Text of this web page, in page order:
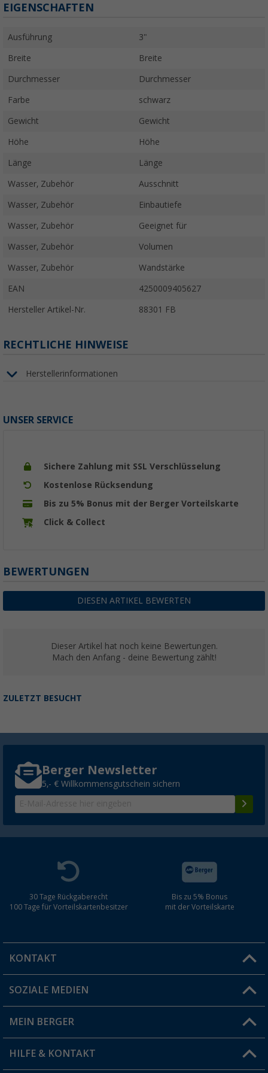
EIGENSCHAFTEN
Ausführung 3"
Breite Breite
Durchmesser Durchmesser
Farbe schwarz
Gewicht Gewicht
Höhe Höhe
Länge Länge
Wasser, Zubehör Ausschnitt
Wasser, Zubehör Einbautiefe
Wasser, Zubehör Geeignet für
Wasser, Zubehör Volumen
Wasser, Zubehör Wandstärke
EAN 4250009405627
Hersteller Artikel-Nr. 88301 FB
RECHTLICHE HINWEISE
Herstellerinformationen
UNSER SERVICE
Sichere Zahlung mit SSL Verschlüsselung
Kostenlose Rücksendung
Bis zu 5% Bonus mit der Berger Vorteilskarte
Click & Collect
BEWERTUNGEN
DIESEN ARTIKEL BEWERTEN
Dieser Artikel hat noch keine Bewertungen.
Mach den Anfang - deine Bewertung zählt!
ZULETZT BESUCHT
Berger Newsletter
5,- € Willkommensgutschein sichern
30 Tage Rückgaberecht
100 Tage für Vorteilskartenbesitzer
Bis zu 5% Bonus
mit der Vorteilskarte
KONTAKT
Du hast eine Frage?
Filiale finden
SOZIALE MEDIEN
MEIN BERGER
Vorteilskarte
HILFE & KONTAKT